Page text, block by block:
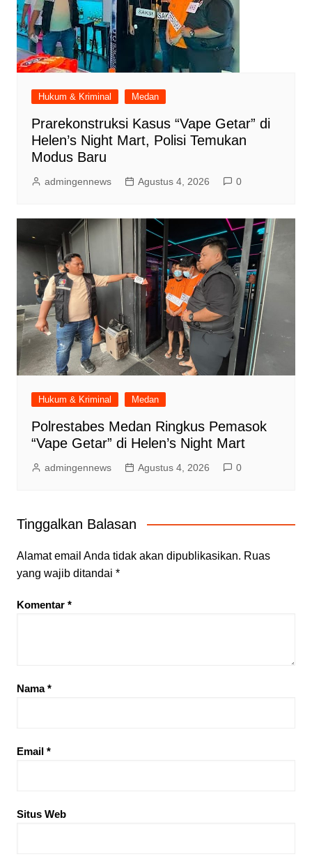
Hukum & Kriminal Medan
Prarekonstruksi Kasus “Vape Getar” di
Helen’s Night Mart, Polisi Temukan
Modus Baru
admingennews Agustus 4, 2026 0
Hukum & Kriminal Medan
Polrestabes Medan Ringkus Pemasok
“Vape Getar” di Helen’s Night Mart
admingennews Agustus 4, 2026 0
Tinggalkan Balasan
Alamat email Anda tidak akan dipublikasikan. Ruas
yang wajib ditandai *
Komentar *
Nama*
Email *
Situs Web